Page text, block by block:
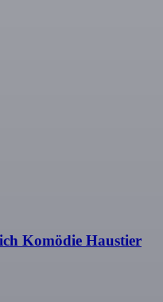
Komödie Haustier